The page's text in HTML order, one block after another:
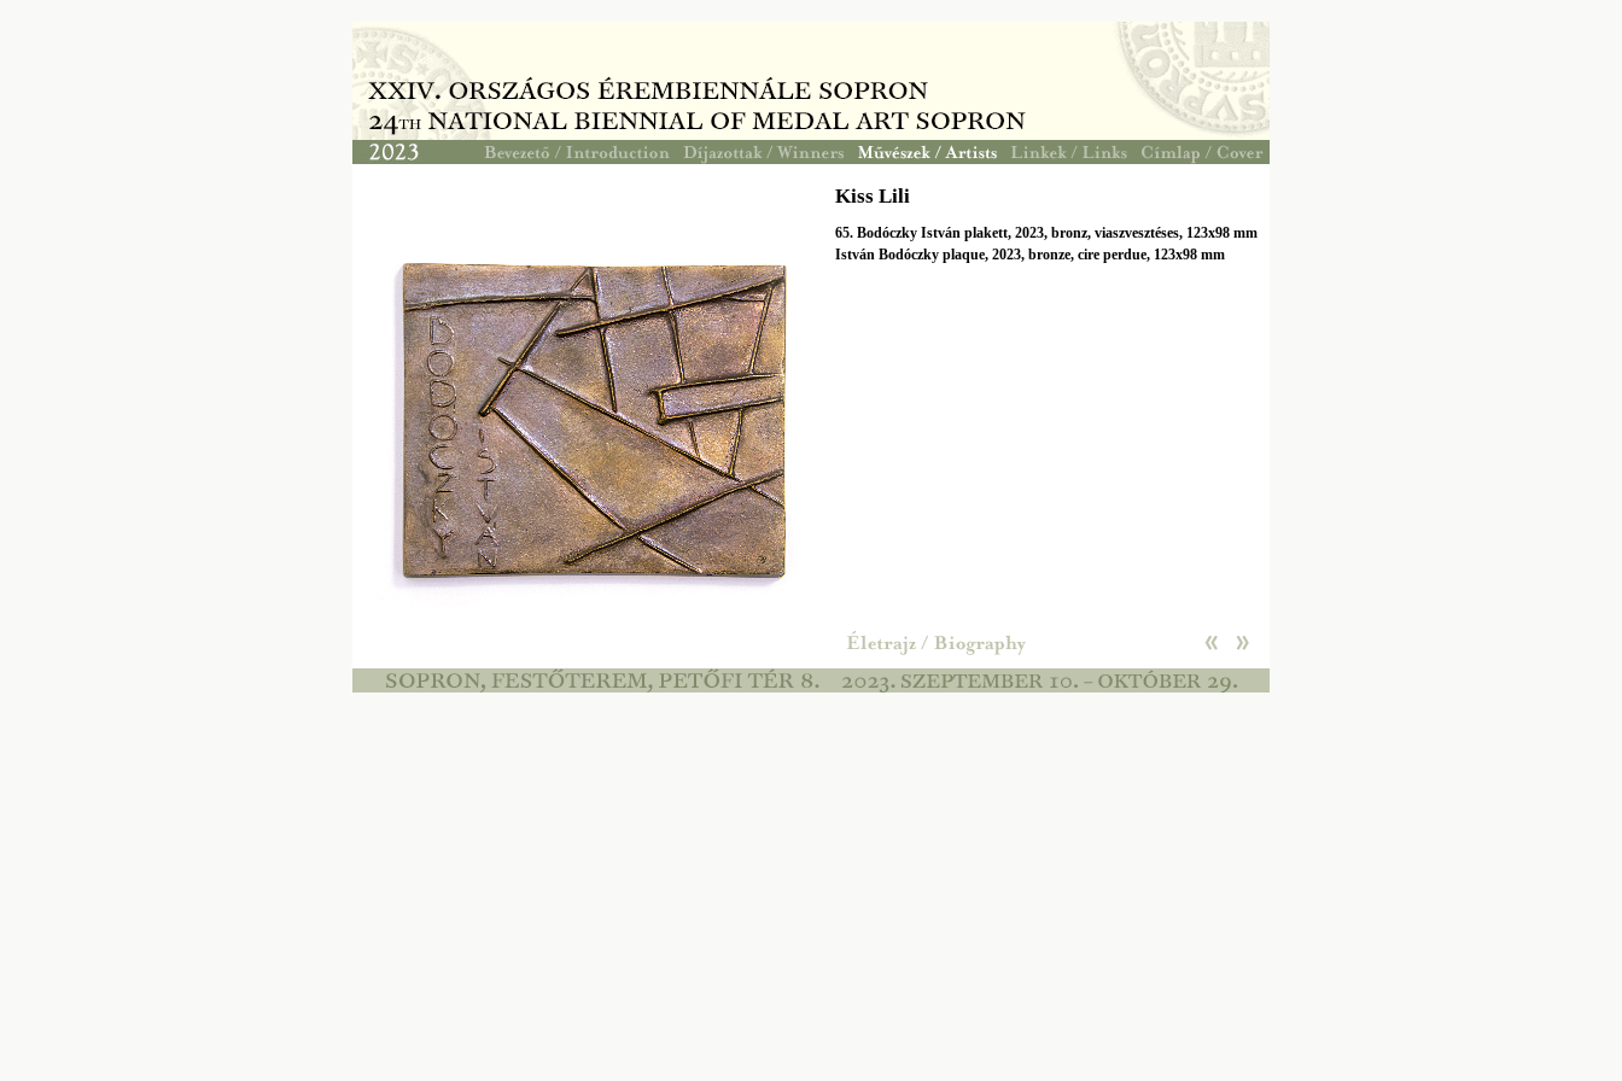
Kiss Lili
65. Bodóczky István plakett, 2023, bronz, viaszvesztéses, 123x98 mm
István Bodóczky plaque, 2023, bronze, cire perdue, 123x98 mm